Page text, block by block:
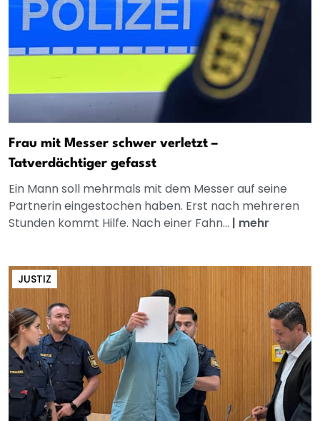
Frau mit Messer schwer verletzt –
Tatverdächtiger gefasst
Ein Mann soll mehrmals mit dem Messer auf seine
Partnerin eingestochen haben. Erst nach mehreren
Stunden kommt Hilfe. Nach einer Fahn... | mehr
JUSTIZ